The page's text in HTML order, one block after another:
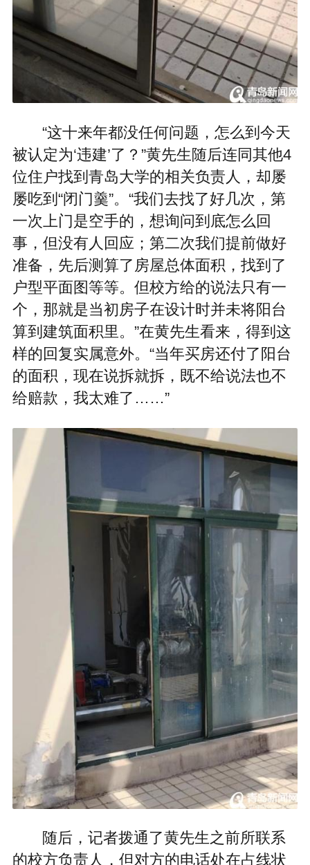
“这十来年都没任何问题，怎么到今天
被认定为‘违建’了？”黄先生随后连同其他4
位住户找到青岛大学的相关负责人，却屡
屡吃到“闭门羹”。“我们去找了好几次，第
一次上门是空手的，想询问到底怎么回
事，但没有人回应；第二次我们提前做好
准备，先后测算了房屋总体面积，找到了
户型平面图等等。但校方给的说法只有一
个，那就是当初房子在设计时并未将阳台
算到建筑面积里。”在黄先生看来，得到这
样的回复实属意外。“当年买房还付了阳台
的面积，现在说拆就拆，既不给说法也不
给赔款，我太难了……”
随后，记者拨通了黄先生之前所联系
的校方负责人，但对方的电话处在占线状